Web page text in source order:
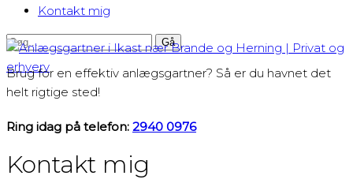
Kontakt mig​
Brug for en effektiv anlægsgartner? Så er du havnet det
helt rigtige sted!
Ring idag på telefon: 2940 0976
Kontakt mig​